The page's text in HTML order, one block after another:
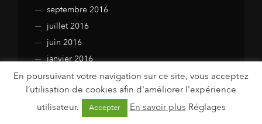
septembre 2016
juillet 2016
juin 2016
janvier 2016
juillet 2015
avril 2015
mars 2015
En poursuivant votre navigation sur ce site, vous acceptez
l’utilisation de cookies afin d'améliorer l'expérience
utilisateur.
Accepter En savoir plus Réglages